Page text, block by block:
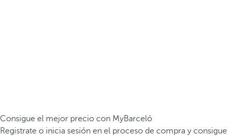
Consigue el mejor precio con MyBarceló
Registrate o inicia sesión en el proceso de compra y consigue